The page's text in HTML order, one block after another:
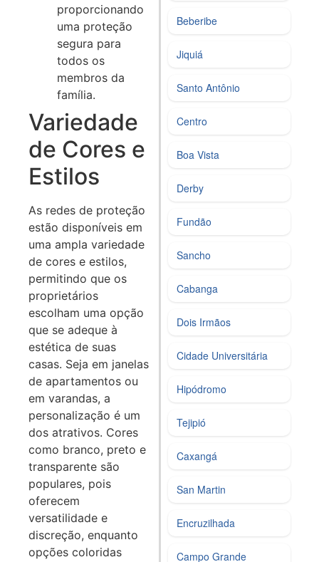
proporcionando
uma proteção
segura para
todos os
membros da
família.
Variedade
de Cores e
Estilos
As redes de proteção
estão disponíveis em
uma ampla variedade
de cores e estilos,
permitindo que os
proprietários
escolham uma opção
que se adeque à
estética de suas
casas. Seja em janelas
de apartamentos ou
em varandas, a
personalização é um
dos atrativos. Cores
como branco, preto e
transparente são
populares, pois
oferecem
versatilidade e
discreção, enquanto
opções coloridas
Beberibe
Jiquiá
Santo Antônio
Centro
Boa Vista
Derby
Fundão
Sancho
Cabanga
Dois Irmãos
Cidade Universitária
Hipódromo
Tejipió
Caxangá
San Martin
Encruzilhada
Campo Grande